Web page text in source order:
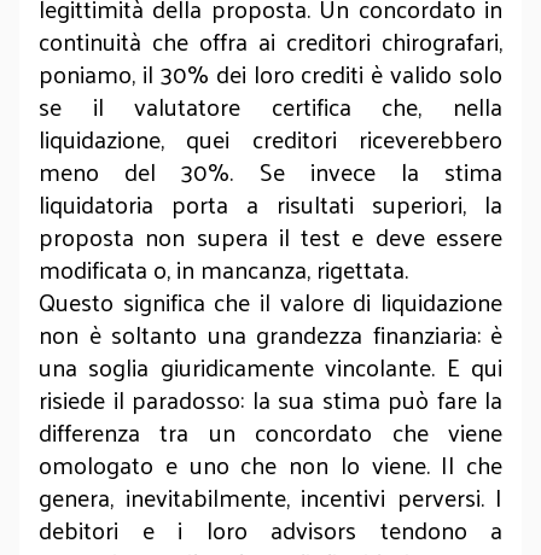
continuità che offra ai creditori chirografari,
poniamo, il 30% dei loro crediti è valido solo
se il valutatore certifica che, nella
liquidazione, quei creditori riceverebbero
meno del 30%. Se invece la stima
liquidatoria porta a risultati superiori, la
proposta non supera il test e deve essere
modificata o, in mancanza, rigettata.
Questo significa che il valore di liquidazione
non è soltanto una grandezza finanziaria: è
una soglia giuridicamente vincolante. E qui
risiede il paradosso: la sua stima può fare la
differenza tra un concordato che viene
omologato e uno che non lo viene. Il che
genera, inevitabilmente, incentivi perversi. I
debitori e i loro advisors tendono a